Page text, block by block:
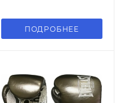
ПОДРОБНЕЕ